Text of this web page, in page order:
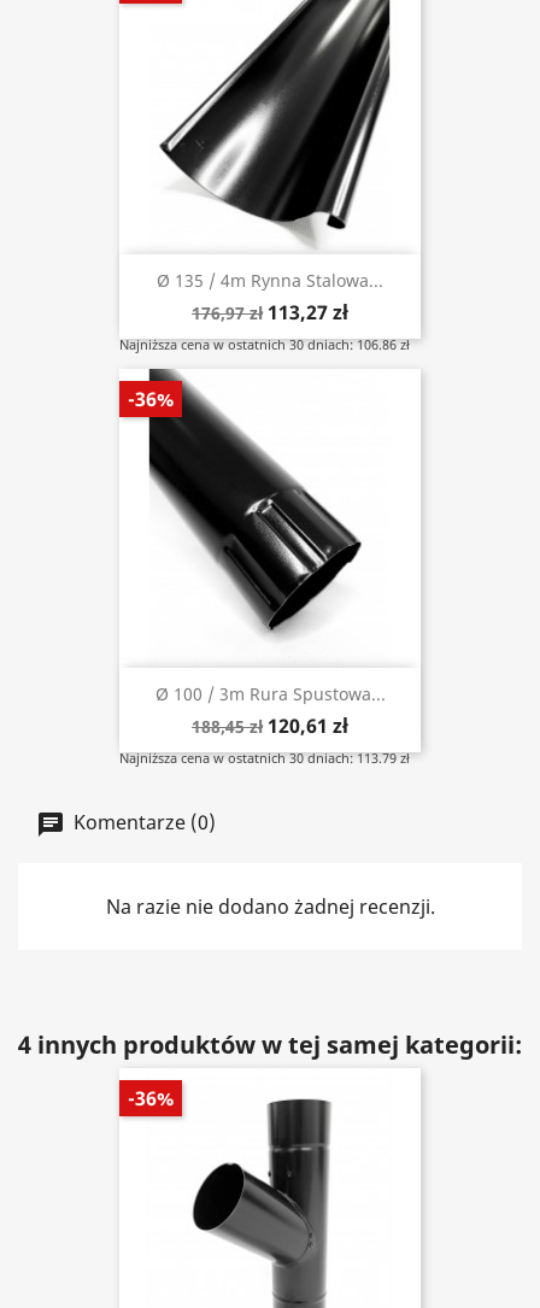
Ø 135 / 4m Rynna Stalowa...
176,97 zł 113,27 zł
Najniższa cena w ostatnich 30 dniach: 106.86 zł
Ø 100 / 3m Rura Spustowa...
188,45 zł 120,61 zł
Najniższa cena w ostatnich 30 dniach: 113.79 zł
-36%
Komentarze (0)
Na razie nie dodano żadnej recenzji.
4 innych produktów w tej samej kategorii:
-36%